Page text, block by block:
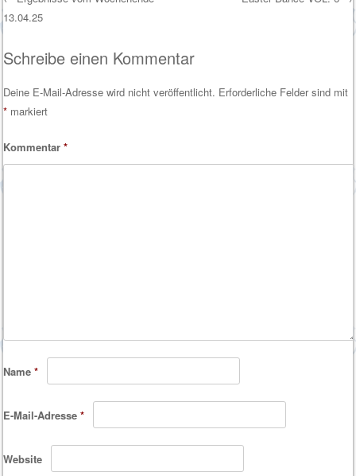
Post navigation
13.04.25
Schreibe einen Kommentar
Deine E-Mail-Adresse wird nicht veröffentlicht. Erforderliche Felder sind mit
* markiert
Kommentar*
Name*
E-Mail-Adresse*
Website